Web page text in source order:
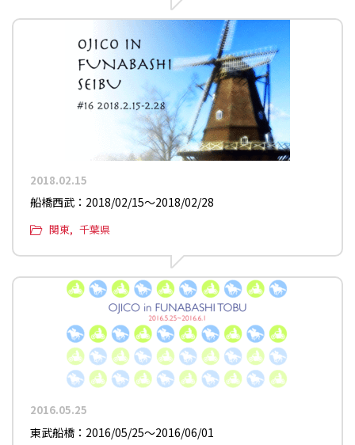
2018.02.15
船橋西武：2018/02/15〜2018/02/28
関東 千葉県
2016.05.25
東武船橋：2016/05/25〜2016/06/01